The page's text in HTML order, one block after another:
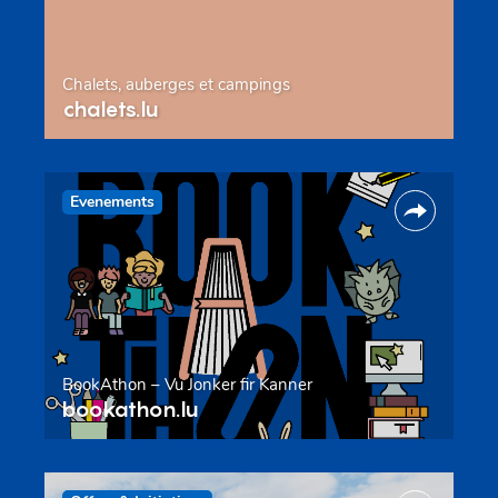
Chalets, auberges et campings
chalets.lu
Evenements
BookAthon – Vu Jonker fir Kanner
bookathon.lu